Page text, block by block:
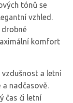
tónů se
vzhled.
drobné
komfort
vzdušnost a letní
a nadčasově.
čas či letní